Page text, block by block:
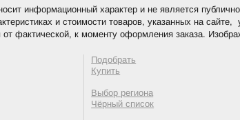
информационный характер и не является
и стоимости товаров, указанных на
от фактической, к моменту оформления заказа.
Подобрать
Купить
Выбор региона
Чёрный список